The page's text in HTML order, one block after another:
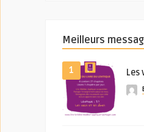
Meilleurs
1 Les